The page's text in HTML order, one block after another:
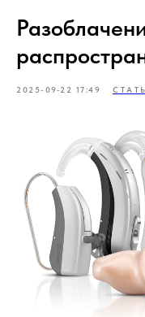
2025-09-22 17:49